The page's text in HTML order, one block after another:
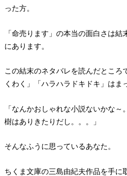
った方。
「命売ります」の本当の面白さは
にあります。
この結末のネタバレを読んだところ
くわく」「ハラハラドキドキ」はま
「なんかおしゃれな小説ないかな
樹はありきたりだし。。。」
そんなふうに思っているあなた。
ちくま文庫の三島由紀夫作品を手に